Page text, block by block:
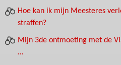
Hoe kan ik mijn Meesteres
straffen?
Mijn 3de ontmoeting met de
…